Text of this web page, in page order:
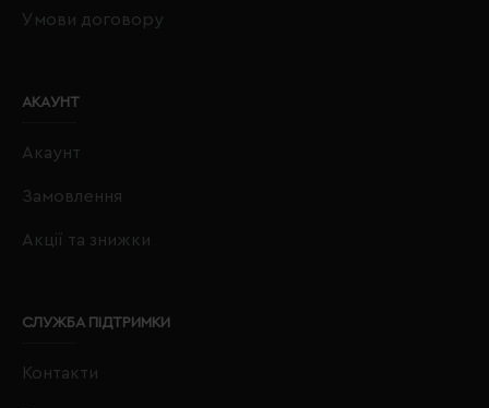
Умови договору
АКАУНТ
Акаунт
Замовлення
Акції та знижки
СЛУЖБА ПІДТРИМКИ
Контакти